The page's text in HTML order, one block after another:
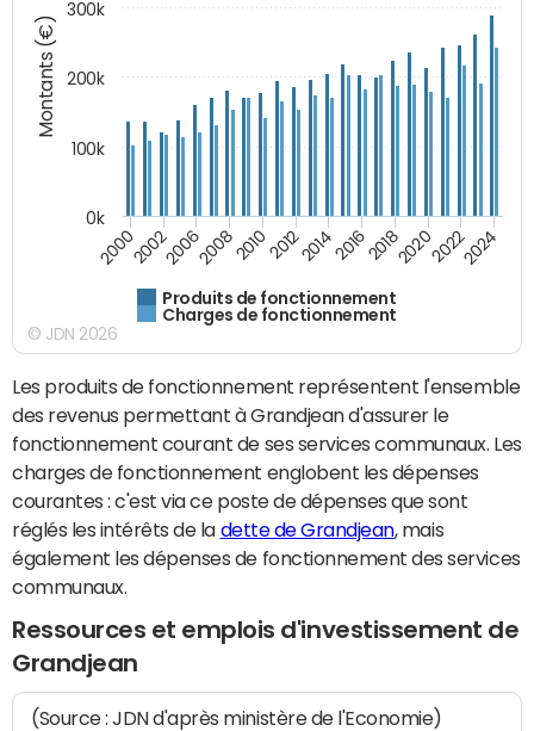
Montants (€)
Produits de fonctionnement
Charges de fonctionnement
200020022006200820102012201420162018202020222024
0k
100k
200k
300k
© JDN 2026
Les produits de fonctionnement représentent l'ensemble
des revenus permettant à Grandjean d'assurer le
fonctionnement courant de ses services communaux. Les
charges de fonctionnement englobent les dépenses
courantes : c'est via ce poste de dépenses que sont
réglés les intérêts de la dette de Grandjean, mais
également les dépenses de fonctionnement des services
communaux.
Ressources et emplois d'investissement de
Grandjean
(Source : JDN d'après ministère de l'Economie)